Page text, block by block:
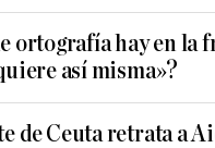
ortografía hay en la
así misma»?
de Ceuta retrata a